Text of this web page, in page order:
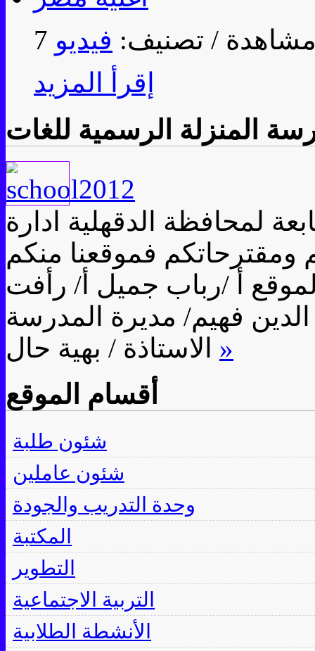
/ تصنيف: فيديو
إقرأ المزيد
المنزلة الرسمية للغات
لمحافظة الدقهلية ادارة
ومقترحاتكم فموقعنا منكم
أ /رباب جميل أ/ رأفت
فهيم/ مديرة المدرسة
»
أقسام الموقع
شئون طلبة
شئون عاملين
وحدة التدريب والجودة
المكتبة
التطوير
التربية الاجتماعية
الأنشطة الطلابية